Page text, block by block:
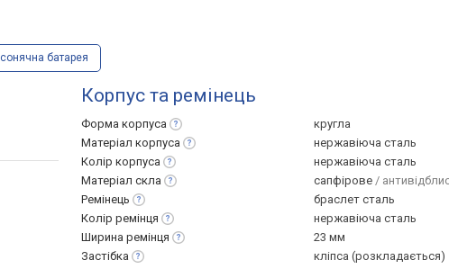
сонячна батарея
Корпус та ремінець
Форма корпуса
кругла
Матеріал корпуса
нержавіюча сталь
Колір корпуса
нержавіюча сталь
Матеріал скла сапфірове /
Ремінець
браслет сталь
Колір ремінця
нержавіюча сталь
Ширина ремінця
23 мм
Застібка
кліпса (розкладається)